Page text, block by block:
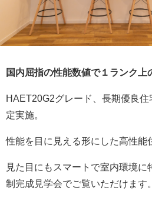
国内屈指の性能数値で１ランク上
HAET20G2グレード、長期優良
定実施。
性能を目に見える形にした高性能
見た目にもスマートで室内環境に
制完成見学会でご覧いただけます。